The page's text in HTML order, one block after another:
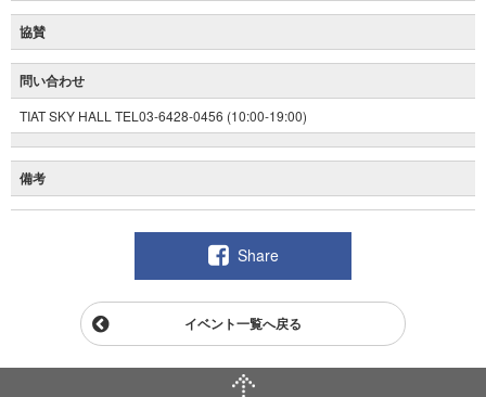
協賛
問い合わせ
TIAT SKY HALL TEL03-6428-0456 (10:00-19:00)
備考
Share
イベント一覧へ戻る